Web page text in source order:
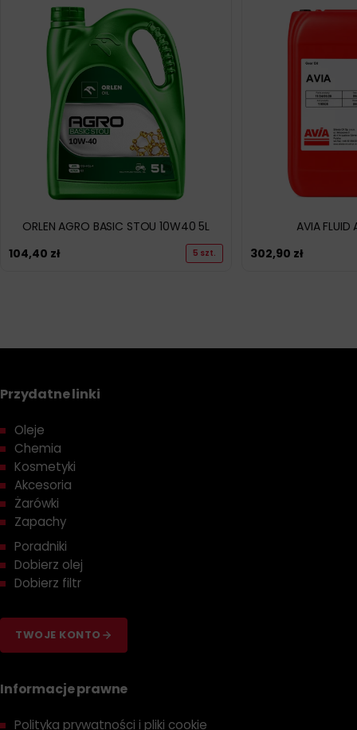
ORLEN AGRO BASIC STOU 10W40 5L
104,40 zł 5 szt.
AVIA FLUID
302,90 zł
Przydatne linki
Oleje
Chemia
Kosmetyki
Akcesoria
Żarówki
Zapachy
Poradniki
Dobierz olej
Dobierz filtr
TWOJE KONTO
Informacje prawne
Polityka prywatności i pliki cookie